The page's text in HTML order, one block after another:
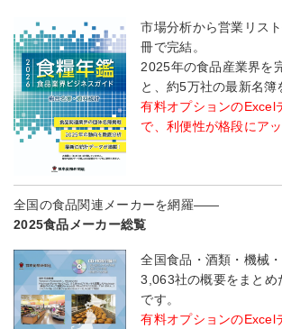
市場分析から営業リス
冊で完結。
2025年の食品産業界を
と、約5万社の最新名簿
有料オプションのExcel
で、利便性が格段にアッ
全国の食品関連メーカーを網羅――
2025食品メーカー総覧
全国食品・酒類・機械
3,063社の概要をまとめ
です。
有料オプションのExcel